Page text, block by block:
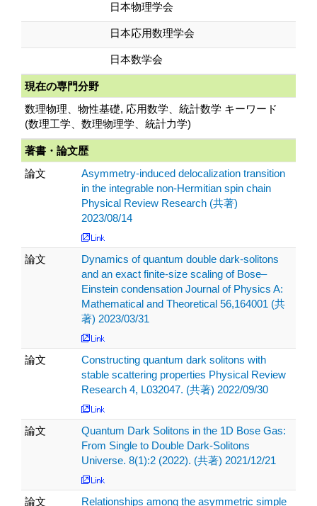
日本物理学会
日本応用数理学会
日本数学会
現在の専門分野
数理物理、物性基礎, 応用数学、統計数学 キーワード
(数理工学、数理物理学、統計力学)
著書・論文歴
論文
Asymmetry-induced delocalization transition
in the integrable non-Hermitian spin chain
Physical Review Research (共著)
2023/08/14
論文
Dynamics of quantum double dark-solitons
and an exact finite-size scaling of Bose–
Einstein condensation Journal of Physics A:
Mathematical and Theoretical 56,164001 (共
著) 2023/03/31
論文
Constructing quantum dark solitons with
stable scattering properties Physical Review
Research 4, L032047. (共著) 2022/09/30
論文
Quantum Dark Solitons in the 1D Bose Gas:
From Single to Double Dark-Solitons
Universe. 8(1):2 (2022). (共著) 2021/12/21
論文
Relationships among the asymmetric simple